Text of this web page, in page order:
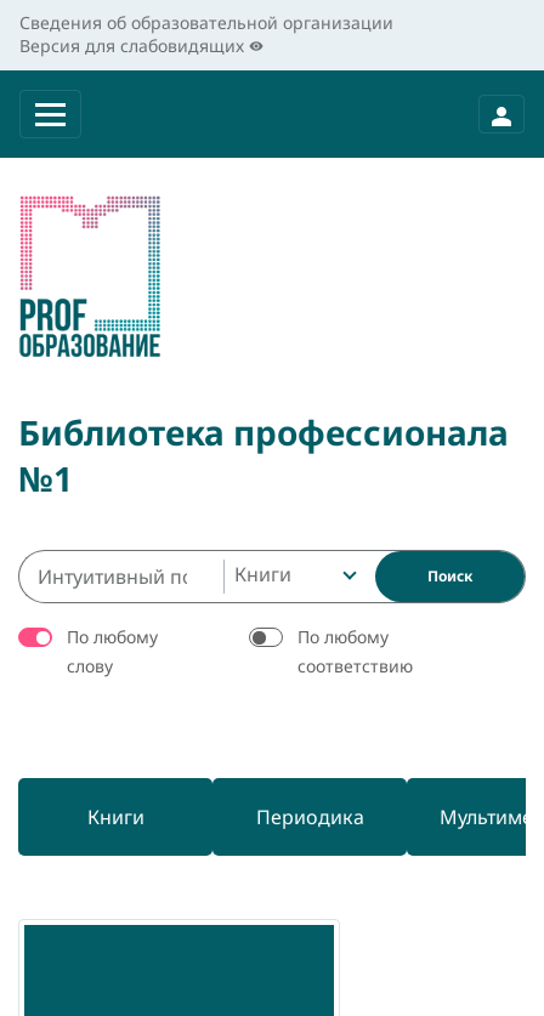
Сведения об образовательной организации
Версия для слабовидящих
Библиотека профессионала
№1
Книги Поиск
По любому
слову
По любому
соответствию
Книги Периодика